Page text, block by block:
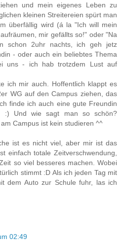
und mein eigenes Leben zu
kleinen Streitereien spürt man
überfällig wird (á la "Ich will mein
mir gefällts so!" oder "Na
schon 2uhr nachts, ich geh jetz
- oder auch ein beliebtes Thema
uns - ich hab trotzdem Lust auf
ich mir auch. Hoffentlich klappt es
WG auf den Campus ziehen, das
finde ich auch eine gute Freundin
:) Und wie sagt man so schön?
Campus ist kein studieren ^^
ist es nicht viel, aber mir ist das
einfach totale Zeitverschwendung,
so viel besseres machen. Wobei
stimmt :D Als ich jeden Tag mit
dem Auto zur Schule fuhr, las ich
02:49